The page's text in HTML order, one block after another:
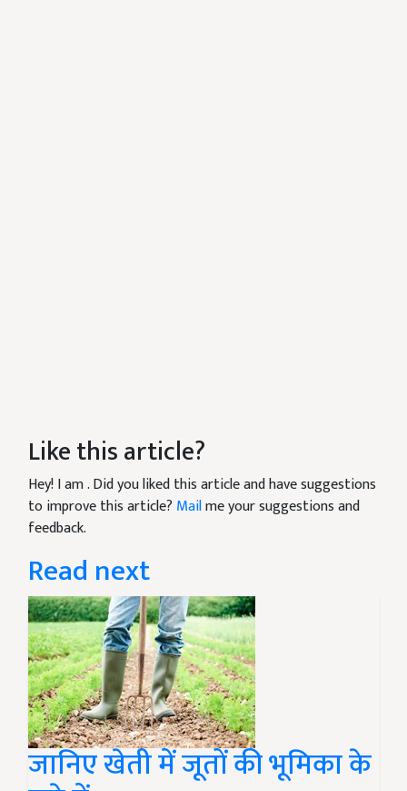
Like this article?
Hey! I am. Did you liked this article and have suggestions
to improve this article? Mailme your suggestions and
feedback.
Read next
जानिए खेती में जूतों की भूमिका के